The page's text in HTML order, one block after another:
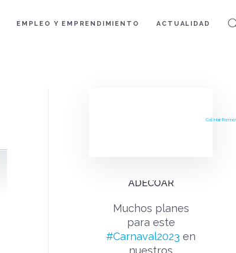
EMPLEO Y EMPRENDIMIENTO ACTUALIDAD
Cat Hair
ADECOAR
Muchos planes
para este
#Carnaval2023 en
nuestros